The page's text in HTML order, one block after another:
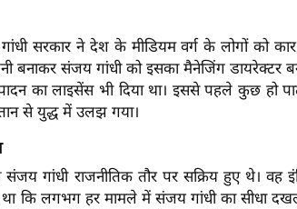
सरकार ने देश के मीडियम वर्ग के लोगों को
बनाकर संजय गांधी को इसका मैनेजिंग डायरेक्टर
का लाइसेंस भी दिया था। इससे पहले कुछ हो
से युद्ध में उलझ गया।
गांधी राजनीतिक तौर पर सक्रिय हुए थे। वह
था कि लगभग हर मामले में संजय गांधी का सीधा